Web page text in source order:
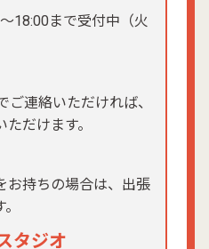
18:00まで受付中（火
ご連絡いただければ、
だけます。
お持ちの場合は、出張
タジオ